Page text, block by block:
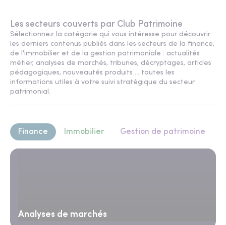
Les secteurs couverts par Club Patrimoine
Sélectionnez la catégorie qui vous intéresse pour découvrir
les derniers contenus publiés dans les secteurs de la finance,
de l'immobilier et de la gestion patrimoniale : actualités
métier, analyses de marchés, tribunes, décryptages, articles
pédagogiques, nouveautés produits ... toutes les
informations utiles à votre suivi stratégique du secteur
patrimonial.
Finance Immobilier Gestion de patrimoine
Analyses de marchés